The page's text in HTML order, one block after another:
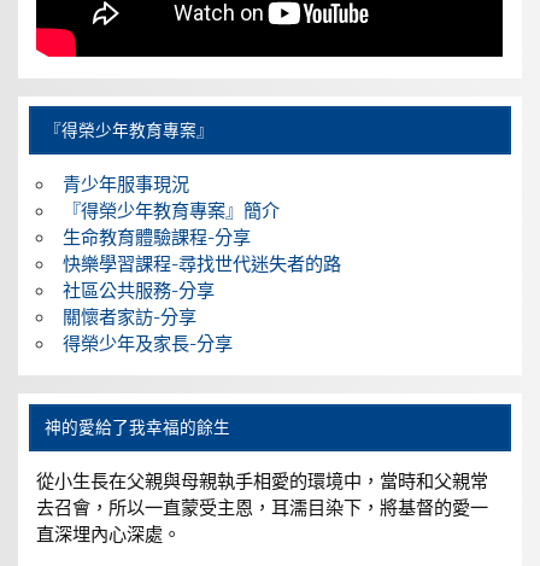
『得榮少年教育專案』
青少年服事現況
『得榮少年教育專案』簡介
生命教育體驗課程-分享
快樂學習課程-尋找世代迷失者的路
社區公共服務-分享
關懷者家訪-分享
得榮少年及家長-分享
神的愛給了我幸福的餘生
從小生長在父親與母親執手相愛的環境中，當時和父親常
去召會，所以一直蒙受主恩，耳濡目染下，將基督的愛一
直深埋內心深處。